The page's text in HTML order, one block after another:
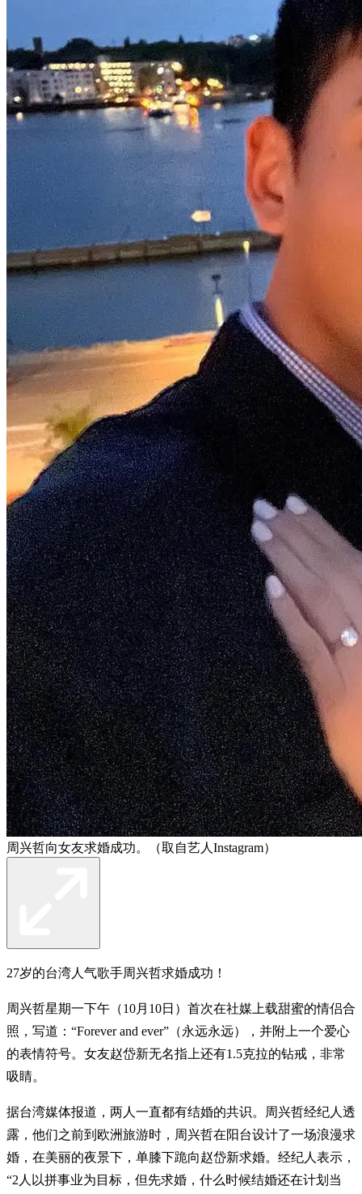
周兴哲向女友求婚成功。（取自艺人Instagram）
27岁的台湾人气歌手周兴哲求婚成功！
周兴哲星期一下午（10月10日）首次在社媒上载甜蜜的情侣合
照，写道：“Forever and ever”（永远永远），并附上一个爱心
的表情符号。女友赵岱新无名指上还有1.5克拉的钻戒，非常
吸睛。
据台湾媒体报道，两人一直都有结婚的共识。周兴哲经纪人透
露，他们之前到欧洲旅游时，周兴哲在阳台设计了一场浪漫求
婚，在美丽的夜景下，单膝下跪向赵岱新求婚。经纪人表示，
“2人以拼事业为目标，但先求婚，什么时候结婚还在计划当